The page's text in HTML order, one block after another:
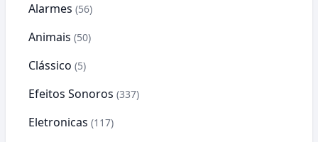
Alarmes (56)
Animais (50)
Clássico (5)
Efeitos Sonoros (337)
Eletronicas (117)